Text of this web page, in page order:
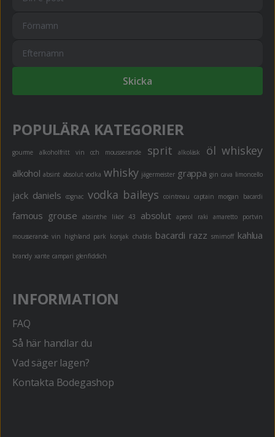
Skicka
POPULÄRA KATEGORIER
gourme alkoholfritt vin och mousserande sprit alkoläsk öl whiskey
alkohol absint absolut vodka whisky jägermeister grappa gin cava limoncello
jack daniels cognac vodka baileys cointreau captain morgan bacardi
famous grouse absinthe likör 43 absolut aperol raki amaretto portvin
mousserande vin highland park konjak chablis bacardi razz smirnoff kahlua
brandy xante campari glenfiddich
INFORMATION
FAQ
Så här handlar du
Vad säger lagen?
Kontakta Bodegashop